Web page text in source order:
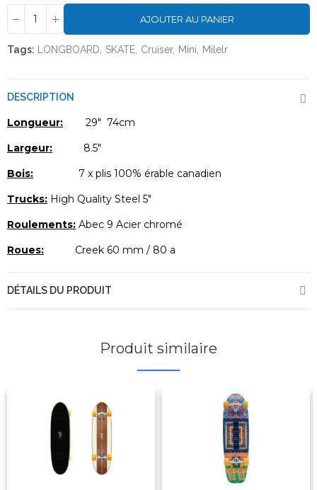
AJOUTER AU PANIER
Tags: LONGBOARD SKATE Cruiser Mini Milelr
DESCRIPTION
Longueur:
29" 74cm
Largeur:
8.5"
Bois:
7 x plis 100% érable canadien
Trucks: High Quality Steel 5″
Roulements: Abec 9 Acier chromé
Roues:
Creek 60 mm / 80 a
DÉTAILS DU PRODUIT
Produit similaire